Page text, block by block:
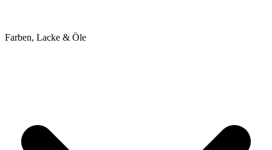
Farben, Lacke & Öle